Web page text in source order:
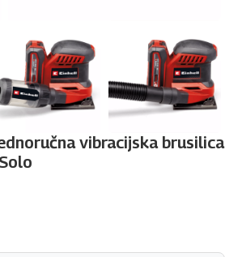
vibracijska brusilica